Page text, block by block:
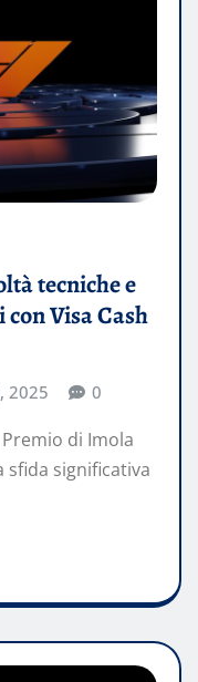
tecniche e
Visa Cash
2025 0
di Imola
significativa